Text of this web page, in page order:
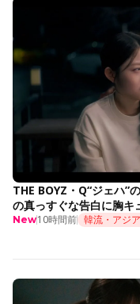
THE BOYZ・Q“ジェハ”
の真っすぐな告白に胸キ
New10時間前 韓流・アジア